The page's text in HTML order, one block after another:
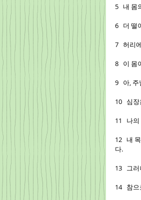
5   내
6   더
7   허
8   이
9   아,
10   심
11
12   내
다.
13   그
14   참